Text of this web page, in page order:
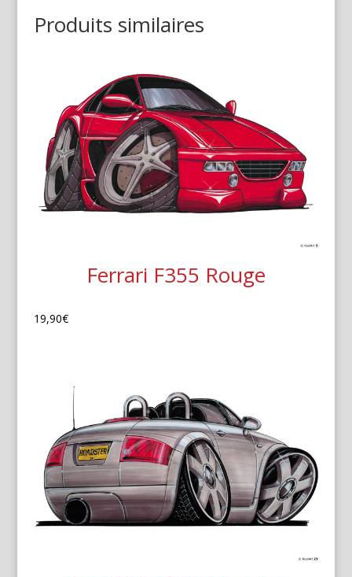
Produits similaires
Ferrari F355 Rouge
19,90€